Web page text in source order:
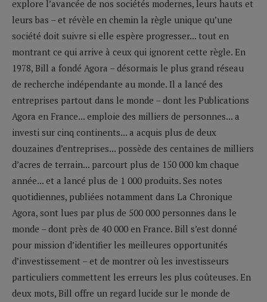
explore l’avancée de nos sociétés modernes, leurs hauts et
leurs bas – et révèle en chemin la règle unique qu’une
société doit suivre si elle espère progresser... tout en
montrant ce qui arrive à ceux qui ignorent cette règle. En
1978, Bill a fondé Agora – désormais le plus grand réseau
de recherche indépendante au monde. Il a lancé des
entreprises partout dans le monde – dont les Publications
Agora en France... emploie des milliers de personnes... a
investi sur cinq continents... a acquis plus de deux
douzaines d’entreprises... possède des centaines de milliers
d’acres de terrain... parcourt plus de 150 000 km chaque
année... et a lancé plus de 1 000 produits. Ses notes
quotidiennes, publiées notamment dans La Chronique
Agora, sont lues par plus de 500 000 personnes dans le
monde – dont près de 40 000 en France. Bill s’est donné
pour mission d’identifier les meilleures opportunités
d’investissement – et de montrer où les investisseurs
particuliers commettent les erreurs les plus coûteuses. En
deux mots, Bill offre un regard lucide sur le monde de